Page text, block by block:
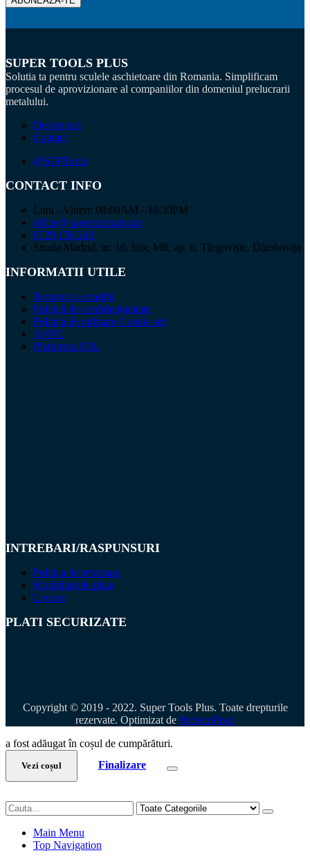
SUPER TOOLS PLUS
Solutia ta pentru sculele aschietoare din Romania. Simplificam
procesul de aprovizionare al companiilor din domeniul prelucrarii
metalului.
Despre noi
Contact
@STPTools
CONTACT INFO
Luni - Vineri: 08:00AM - 16:30PM
office@supertoolsplus.ro
0729 150 343
Strada Madrid, nr. 10, bloc M8, ap. 6, Târgoviște, Dâmbovița
INFORMATII UTILE
Termeni și condiții
Politică de confidențialitate
Politică de utilizare Cookie-uri
ANPC
Platforma SOL
INTREBARI/RASPUNSURI
Politica de returnare
Modalitati de plata
Livrare
PLATI SECURIZATE
Copyright © 2019 - 2022. Super Tools Plus. Toate drepturile
rezervate. Optimizat de Perfect Pixel
a fost adăugat în coșul de cumpărături.
Vezi coșul Finalizare
Main Menu
Top Navigation